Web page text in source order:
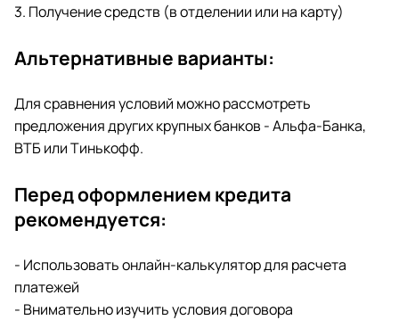
3. Получение средств (в отделении или на карту)
Альтернативные варианты:
Для сравнения условий можно рассмотреть
предложения других крупных банков - Альфа-Банка,
ВТБ или Тинькофф.
Перед оформлением кредита
рекомендуется:
- Использовать онлайн-калькулятор для расчета
платежей
- Внимательно изучить условия договора